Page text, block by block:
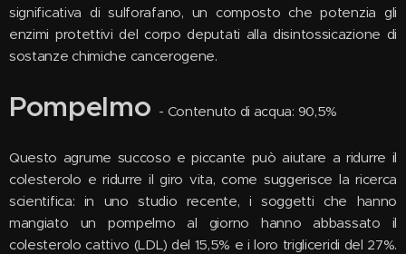
significativa di sulforafano, un composto che potenzia gli
enzimi protettivi del corpo deputati alla disintossicazione di
sostanze chimiche cancerogene.
Pompelmo - Contenuto di acqua: 90,5%
Questo agrume succoso e piccante può aiutare a ridurre il
colesterolo e ridurre il giro vita, come suggerisce la ricerca
scientifica: in uno studio recente, i soggetti che hanno
mangiato un pompelmo al giorno hanno abbassato il
colesterolo cattivo (LDL) del 15,5% e i loro trigliceridi del 27%.